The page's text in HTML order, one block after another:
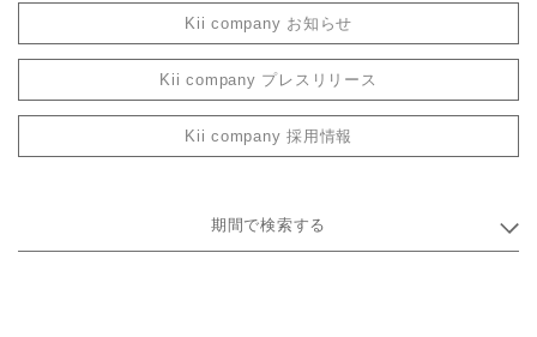
Kii company お知らせ
Kii company プレスリリース
Kii company 採用情報
期間で検索する